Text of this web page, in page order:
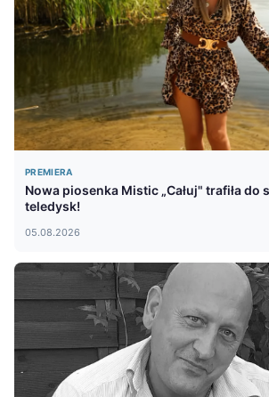
PREMIERA
Nowa piosenka Mistic „Całuj" trafiła do
teledysk!
05.08.2026